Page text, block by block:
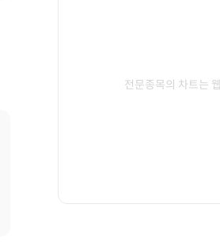
전문종목의 차트는